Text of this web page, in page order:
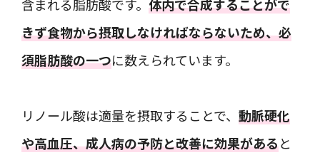
含まれる脂肪酸です。 体内で合成することがで
きず食物から摂取しなければならないため、必
須脂肪酸の一つに数えられています。
リノール酸は適量を摂取することで、 動脈硬化
や高血圧、成人病の予防と改善に効果があると